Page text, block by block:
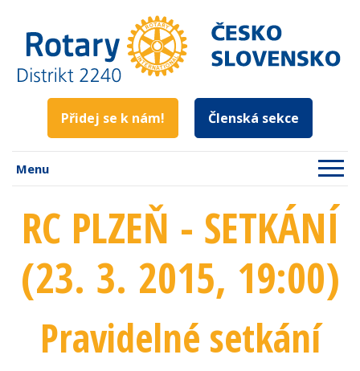
Přidej se k nám! Členská sekce
Menu
RC PLZEŇ - SETKÁNÍ
(23. 3. 2015, 19:00)
Pravidelné setkání